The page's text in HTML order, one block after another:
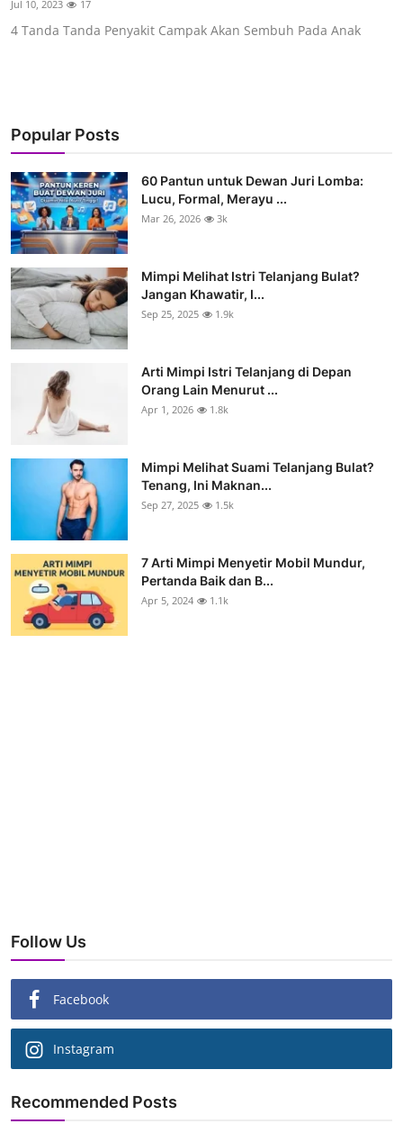
Jul 10, 2023 17
4 Tanda Tanda Penyakit Campak Akan Sembuh Pada Anak
Popular Posts
60 Pantun untuk Dewan Juri Lomba:
Lucu, Formal, Merayu ...
Mar 26, 2026 3k
Mimpi Melihat Istri Telanjang Bulat?
Jangan Khawatir, I...
Sep 25, 2025 1.9k
Arti Mimpi Istri Telanjang di Depan
Orang Lain Menurut ...
Apr 1, 2026 1.8k
Mimpi Melihat Suami Telanjang Bulat?
Tenang, Ini Maknan...
Sep 27, 2025 1.5k
7 Arti Mimpi Menyetir Mobil Mundur,
Pertanda Baik dan B...
Apr 5, 2024 1.1k
Follow Us
Facebook
Instagram
Recommended Posts